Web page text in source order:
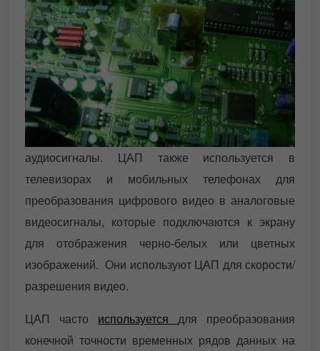
аудиосигналы. ЦАП также используется в
телевизорах и мобильных телефонах для
преобразования цифрового видео в аналоговые
видеосигналы, которые подключаются к экрану
для отображения черно-белых или цветных
изображений. Они используют ЦАП для скорости/
разрешения видео.
ЦАП часто используется для преобразования
конечной точности временных рядов данных на